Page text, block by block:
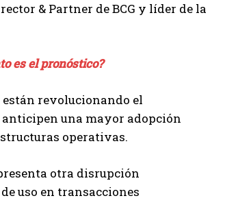
& Partner de BCG y líder de la
es el pronóstico?
están revolucionando el
anticipen una mayor adopción
operativas.
otra disrupción
uso en transacciones